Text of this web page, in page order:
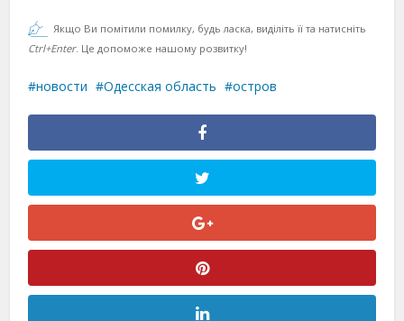
Якщо Ви помітили помилку, будь ласка, виділіть її та натисніть
Ctrl+Enter. Це допоможе нашому розвитку!
новости Одесская область остров